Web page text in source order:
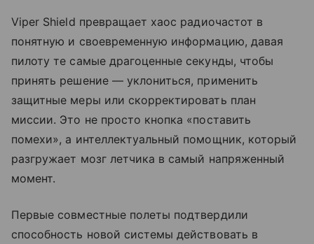
Viper Shield превращает хаос радиочастот в
понятную и своевременную информацию, давая
пилоту те самые драгоценные секунды, чтобы
принять решение — уклониться, применить
защитные меры или скорректировать план
миссии. Это не просто кнопка «поставить
помехи», а интеллектуальный помощник, который
разгружает мозг летчика в самый напряженный
момент.
Первые совместные полеты подтвердили
способность новой системы действовать в